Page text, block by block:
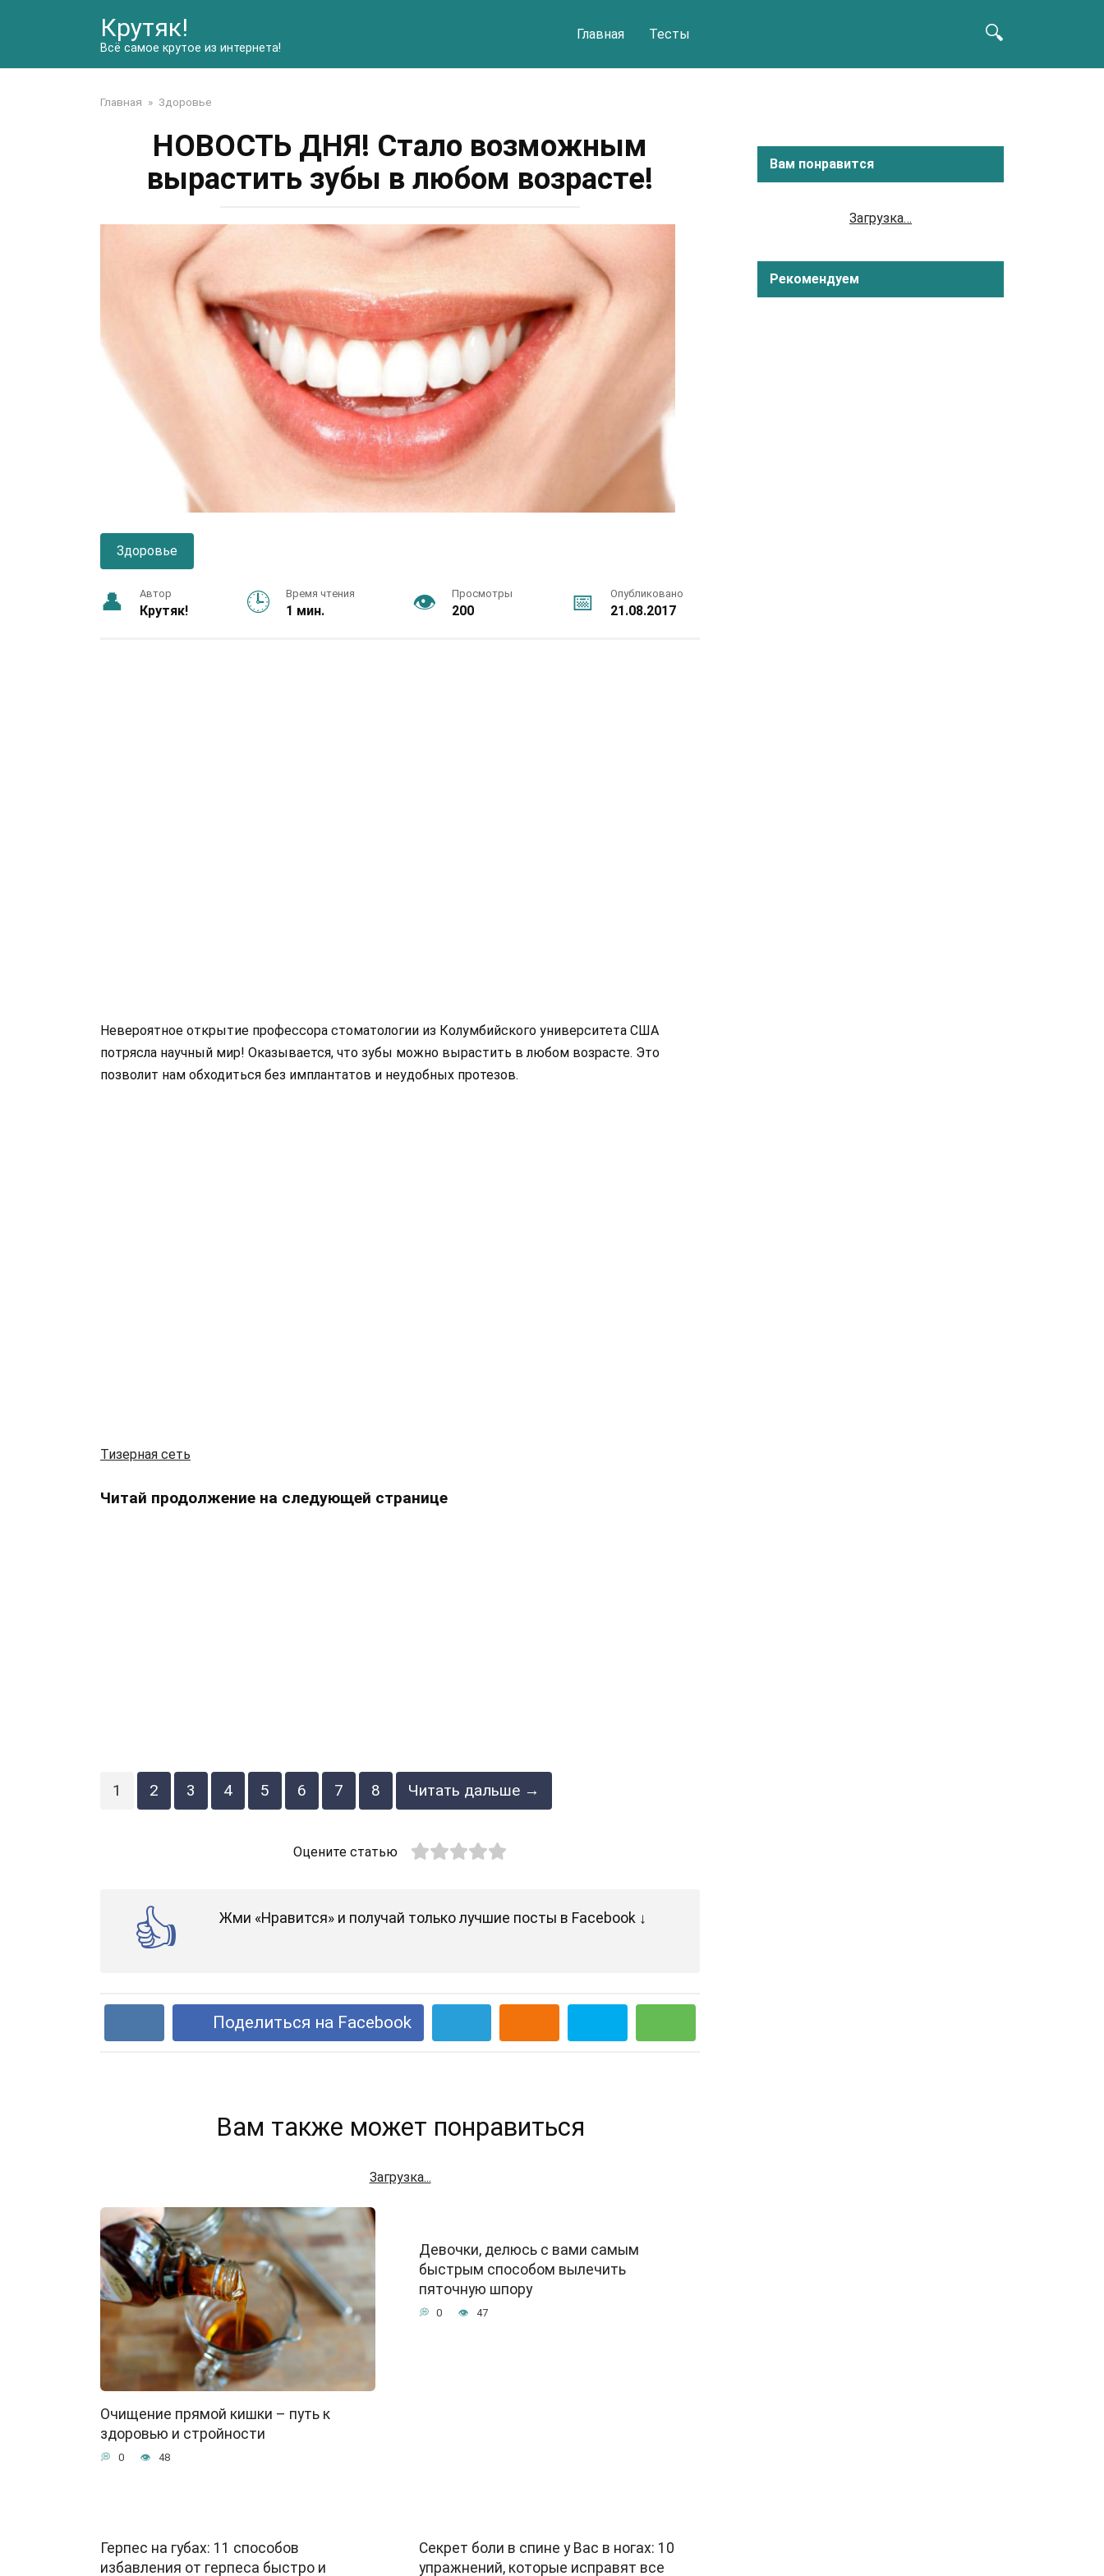
Крутяк!
Всё самое крутое из интернета!
Главная Тесты
Главная » Здоровье
НОВОСТЬ ДНЯ! Стало возможным
вырастить зубы в любом возрасте!
Здоровье
Автор
Крутяк!
Время чтения
1 мин.
Просмотры
200
Опубликовано
21.08.2017
Невероятное открытие профессора стоматологии из Колумбийского университета США
потрясла научный мир! Оказывается, что зубы можно вырастить в любом возрасте. Это
позволит нам обходиться без имплантатов и неудобных протезов.
Тизерная сеть
Читай продолжение на следующей странице
1 2 3 4 5 6 7 8 Читать дальше →
Оцените статью
Жми «Нравится» и получай только лучшие посты в Facebook ↓
Поделиться на Facebook
Вам также может понравиться
Загрузка...
Очищение прямой кишки – путь к
здоровью и стройности
0 48
Девочки, делюсь с вами самым
быстрым способом вылечить
пяточную шпору
0 47
Герпес на губах: 11 способов
избавления от герпеса быстро и
Секрет боли в спине у Вас в ногах: 10
упражнений, которые исправят все
Вам понравится
Загрузка…
Рекомендуем